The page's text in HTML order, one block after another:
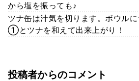
から塩を振っても♪
ツナ缶は汁気を切ります。ボウル
①とツナを和えて出来上がり！
投稿者からのコメント